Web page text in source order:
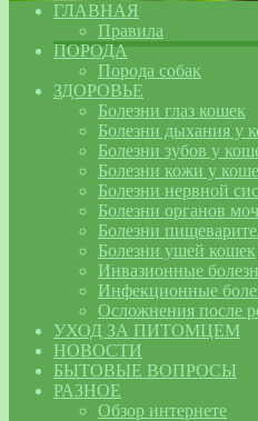
ГЛАВНАЯ
Правила
ПОРОДА
Порода собак
ЗДОРОВЬЕ
Болезни глаз кошек
Болезни дыхания у
Болезни зубов у
Болезни кожи у
Болезни нервной
Болезни органов
Болезни
Болезни ушей кошек
Инвазионные
Инфекционные
Осложнения после
УХОД ЗА ПИТОМЦЕМ
НОВОСТИ
БЫТОВЫЕ ВОПРОСЫ
РАЗНОЕ
Обзор интернете